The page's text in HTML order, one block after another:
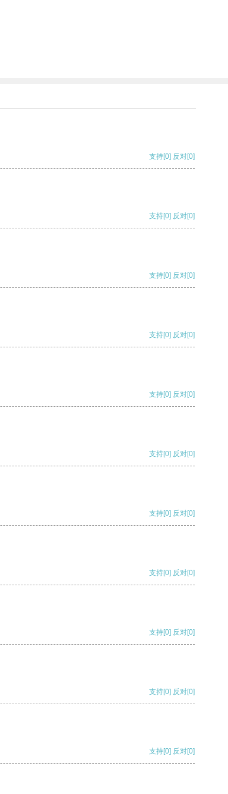
支持[0] 反对[0]
支持[0] 反对[0]
支持[0] 反对[0]
支持[0] 反对[0]
支持[0] 反对[0]
支持[0] 反对[0]
支持[0] 反对[0]
支持[0] 反对[0]
支持[0] 反对[0]
支持[0] 反对[0]
支持[0] 反对[0]